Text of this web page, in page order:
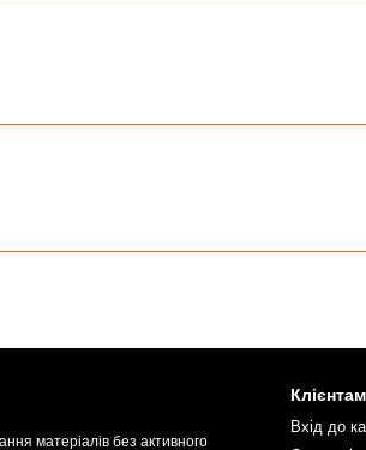
матеріалів без активного
Клієнтам
Вхід до